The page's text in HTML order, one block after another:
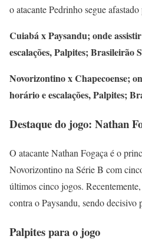
o atacante Pedrinho segue
Cuiabá x Paysandu; onde
escalações, Palpites; Brasileirão
Novorizontino x Chapecoense;
horário e escalações, Palpites;
Destaque do jogo: Nathan
O atacante Nathan Fogaça é o
Novorizontino na Série B com
últimos cinco jogos.
contra o Paysandu, sendo decisivo
Palpites para o jogo